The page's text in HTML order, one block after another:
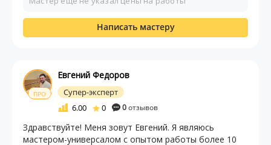
Написать мастеру
ПРО
Евгений Федоров
Супер-эксперт
6.00
0 0отзывов
Здравствуйте! Меня зовут Евгений. Я являюсь
мастером-универсалом с опытом работы более 10